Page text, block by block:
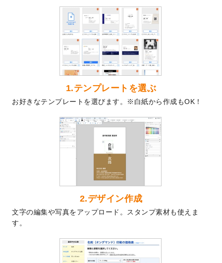
しました。
2025年巳年の年賀状デザインテンプレート
を公開いたしました。
喪中はがきのデザインテンプレート
いたしました。
2025年版1月始まりのカレンダーデザイン
テンプレート
を公開いたしました。
なりました！
プラスチックカードのデザインテンプレー
トを追加しました。
回数券のデザインテンプレート
した。
暑中見舞いのデザインテンプレート
しました。
メッセージカードのデザインテンプレート
を追加しました。
2024/6/14
エコノミータイプののぼりが作成できるよ
うになりました！
1.テンプレートを選ぶ
お好きなテンプレートを選びます。※白紙から作成もOK！
2.デザイン作成
文字の編集や写真をアップロード。スタンプ素材も使えま
す。